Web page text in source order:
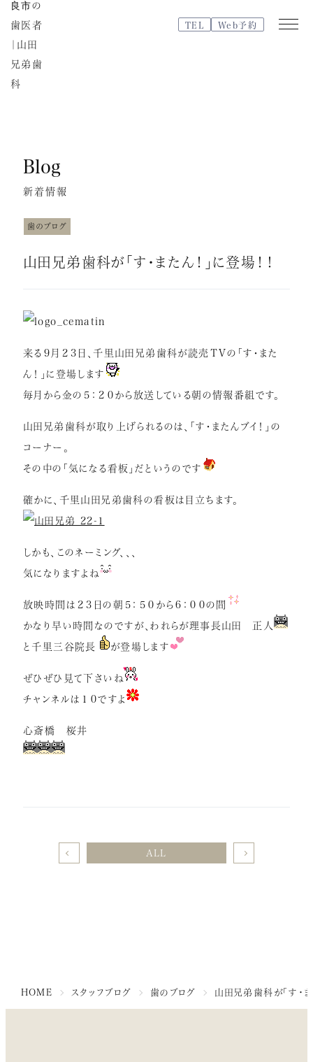
医院紹介
特徴・治療の流れ
スタッフブログ
矯正歯科
ホワイトニング
小児歯科
虫歯・歯周病
根管治療
アクセス
リクルート情報はこちら
TEL Web予約
Blog
新着情報
歯のブログ
山田兄弟歯科が「す・またん！」に登場！！
来る９月２３日、千里山田兄弟歯科が読売ＴＶの「す・また
ん！」に登場します
毎月から金の５：２０から放送している朝の情報番組です。
山田兄弟歯科が取り上げられるのは、「す・またんブイ！」の
コーナー。
その中の「気になる看板」だというのです
確かに、千里山田兄弟歯科の看板は目立ちます。
しかも、このネーミング、、、
気になりますよね
放映時間は２３日の朝５：５０から６：００の間
かなり早い時間なのですが、われらが理事長山田 正人
と千里三谷院長
が登場します
ぜひぜひ見て下さいね
チャンネルは１０ですよ
心斎橋 桜井
ALL
HOME スタッフブログ 歯のブログ 山田兄弟歯科が「す・ま